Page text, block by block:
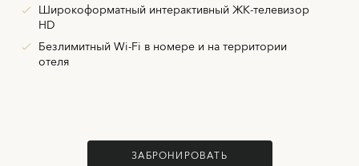
Широкоформатный интерактивный ЖК-телевизор
HD
Безлимитный Wi-Fi в номере и на территории
отеля
ЗАБРОНИРОВАТЬ